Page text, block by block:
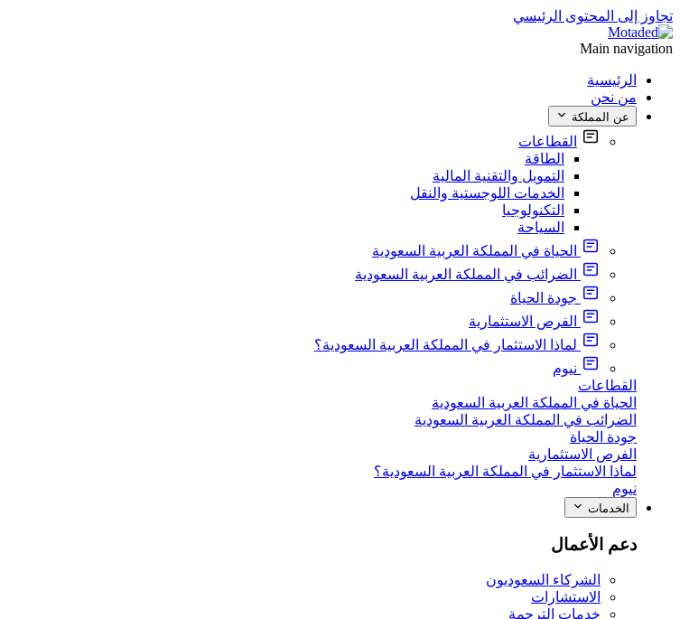
تجاوز إلى المحتوى الرئيسي
Main navigation
الرئيسية
من نحن
عن المملكة
القطاعات
الطاقة
التمويل والتقنية المالية
الخدمات اللوجستية والنقل
التكنولوجيا
السياحة
الحياة في المملكة العربية السعودية
الضرائب في المملكة العربية السعودية
جودة الحياة
الفرص الاستثمارية
لماذا الاستثمار في المملكة العربية السعودية؟
نيوم
القطاعات
الحياة في المملكة العربية السعودية
الضرائب في المملكة العربية السعودية
جودة الحياة
الفرص الاستثمارية
لماذا الاستثمار في المملكة العربية السعودية؟
نيوم
الخدمات
دعم الأعمال
الشركاء السعوديون
الاستشارات
خدمات الترجمة